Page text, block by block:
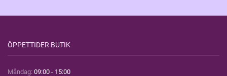
ÖPPETTIDER BUTIK
Måndag: 09:00 - 15:00